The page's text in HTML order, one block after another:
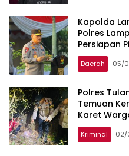
Kapolda
Polres
Persiapan
Daerah 05/
Polres
Temuan
Karet
Kriminal 02/